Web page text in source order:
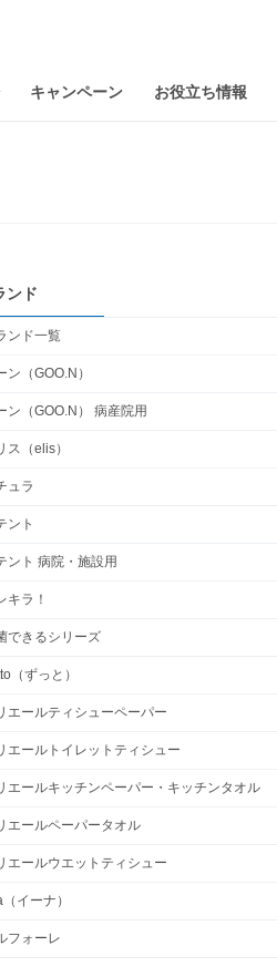
キャンペーン お役立ち情報
ンド
ンド一覧
ン（GOO.N）
ン（GOO.N） 病産院用
ス（elis）
ュラ
ント
ント 病院・施設用
キラ！
できるシリーズ
（ずっと）
エールティシューペーパー
エールトイレットティシュー
エールキッチンペーパー・キッチンタオル
エールペーパータオル
エールウエットティシュー
イーナ）
フォーレ